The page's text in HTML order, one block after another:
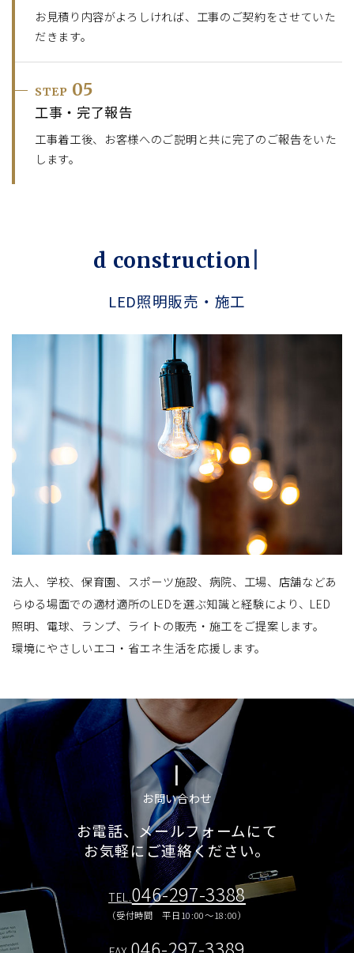
お見積り内容がよろしければ、工事のご契約をさせていた
だきます。
STEP 05
工事・完了報告
工事着工後、お客様へのご説明と共に完了のご報告をいた
します。
d construction
LED照明販売・施工
法人、学校、保育園、スポーツ施設、病院、工場、店舗などあ
らゆる場面での適材適所のLEDを選ぶ知識と経験により、LED
照明、電球、ランプ、ライトの販売・施工をご提案します。
環境にやさしいエコ・省エネ生活を応援します。
お問い合わせ
お電話、メールフォームにて
お気軽にご連絡ください。
TEL.046-297-3388
（受付時間 平日10:00～18:00）